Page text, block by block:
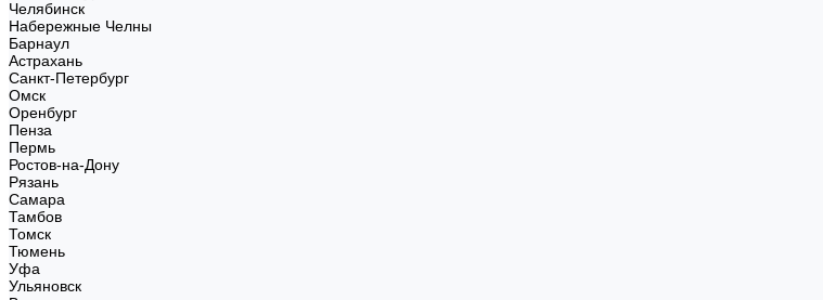
Челябинск
Набережные Челны
Барнаул
Астрахань
Санкт-Петербург
Омск
Оренбург
Пенза
Пермь
Ростов-на-Дону
Рязань
Самара
Тамбов
Томск
Тюмень
Уфа
Ульяновск